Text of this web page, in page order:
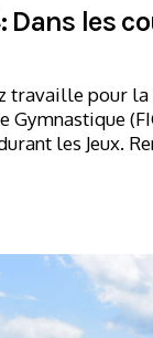
Dans les
travaille pour la
Gymnastique
les Jeux.